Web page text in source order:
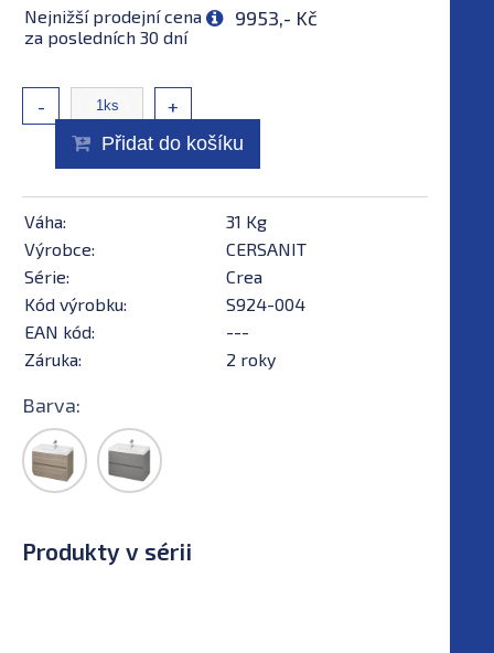
Nejnižší prodejní cena
za posledních 30 dní
9953,- Kč
- +
Přidat do košíku
Váha:
31 Kg
Výrobce:
CERSANIT
Série:
Crea
Kód výrobku:
S924-004
EAN kód:
---
Záruka:
2 roky
Barva:
Produkty v sérii